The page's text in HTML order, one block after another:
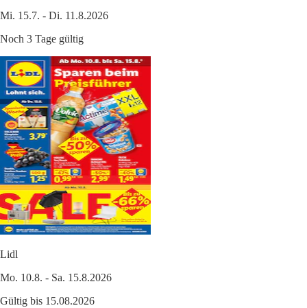
Mi. 15.7. - Di. 11.8.2026
Noch 3 Tage gültig
Lidl
Mo. 10.8. - Sa. 15.8.2026
Gültig bis 15.08.2026